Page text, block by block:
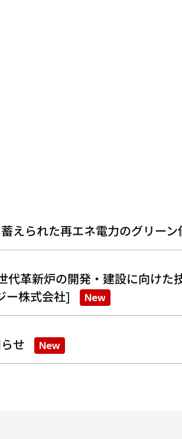
えられた再エネ電力のグリー
代革新炉の開発・建設に向け
ー株式会社]
New
せ New